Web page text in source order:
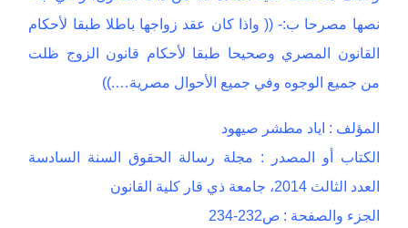
نصها مصرحا ب:- (( واذا كان عقد زواجها باطلا طبقا لأحكام
القانون المصري وصحيحا طبقا لأحكام قانون الزوج ظلت
من جميع الوجوه وفي جميع الأحوال مصرية….))
المؤلف : اياد مطشر صيهود
الكتاب أو المصدر : مجلة رسالة الحقوق السنة السادسة
العدد الثالث 2014، جامعة ذي قار كلية القانون
الجزء والصفحة : ص232-234